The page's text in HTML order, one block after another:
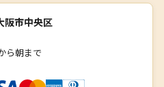
市中央区
ら朝まで